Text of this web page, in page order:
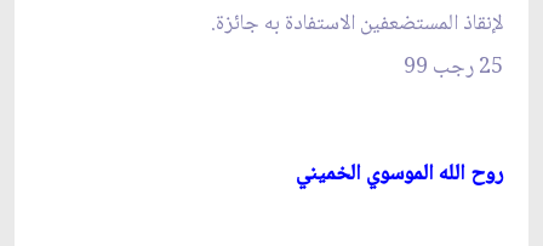
لإنقاذ المستضعفين الاستفادة به جائزة.
25 رجب 99
روح الله الموسوي الخميني‏